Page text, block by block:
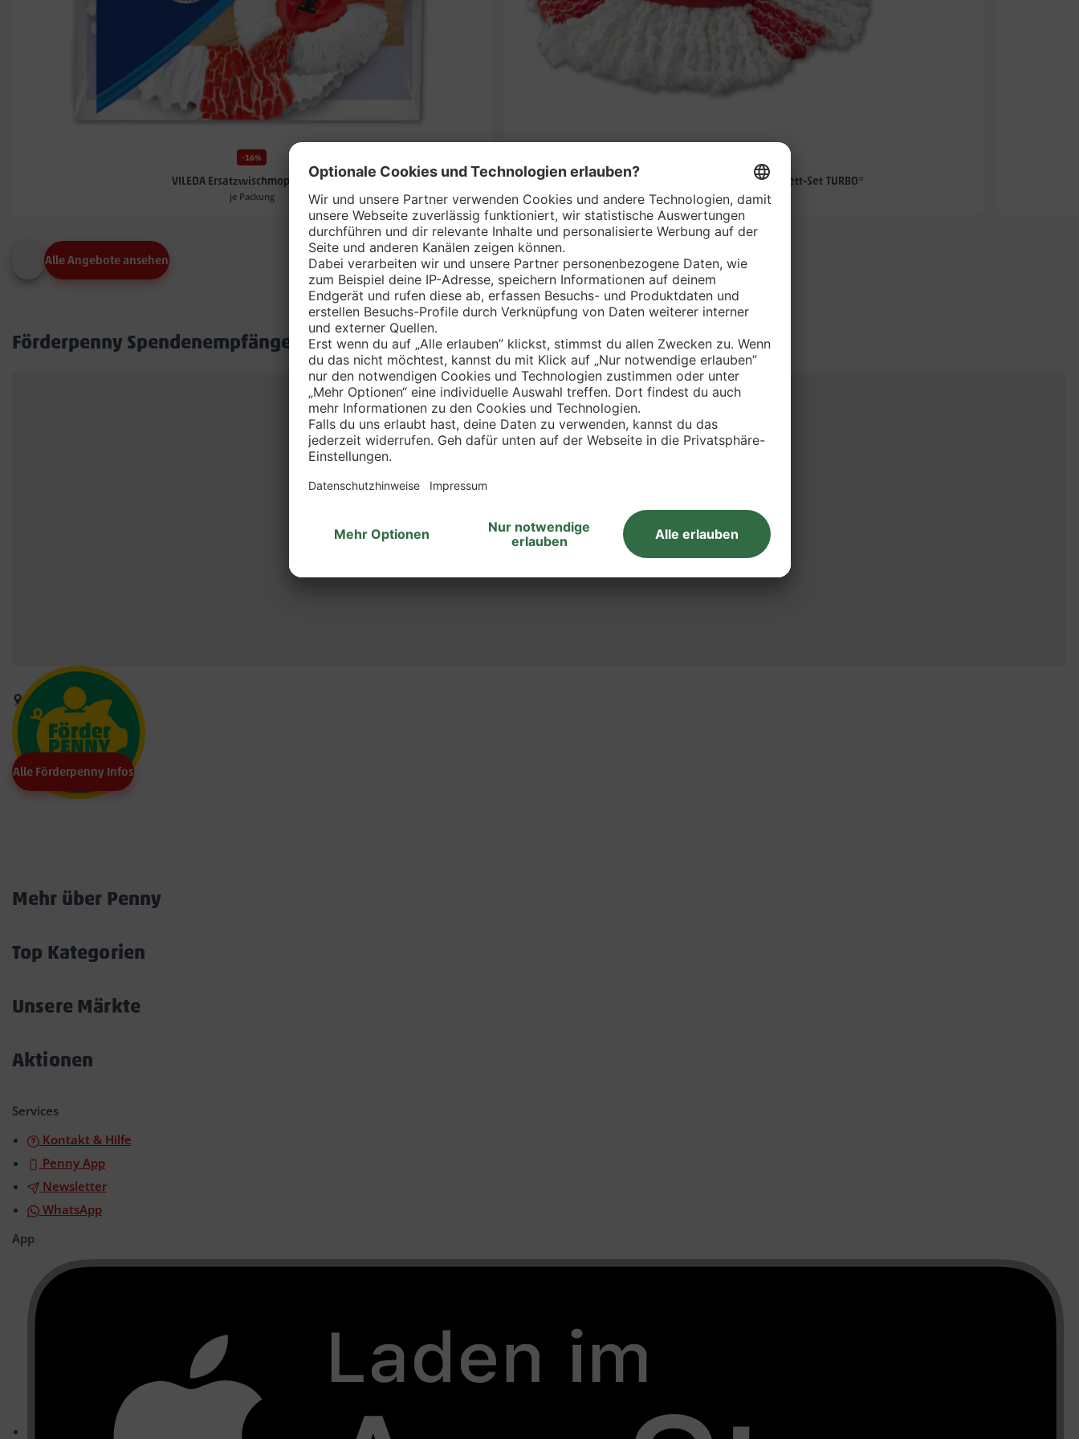
-16%
VILEDA Ersatzwischmoppköpfe*
je Packung
VILEDA Bodenwischmopp-Komplett-Set TURBO*
je Set
Alle Angebote ansehen
Förderpenny Spendenempfänger in deinem Markt
Alle Förderpenny Infos
Mehr über Penny
Top Kategorien
Unsere Märkte
Aktionen
Services
Kontakt & Hilfe
Penny App
Newsletter
WhatsApp
App